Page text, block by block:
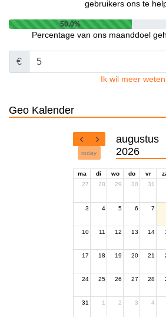
gebruikers ons te
50.0%
Percentage van ons maanddoel
€
Ik wil meer weten
Geo Kalender
today
augustus
2026
ma di wo do vr
27
28 29 30 31
3 4 5 6 7
10 11 12 13 14
17 18 19 20 21
24 25 26 27 28
31 1 2 3 4